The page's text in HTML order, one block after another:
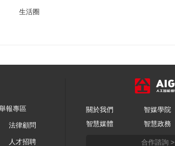
生活圈
報專區
法律顧問
人才招聘
關於我們 智媒學院
智慧媒體
智慧政務
合作諮詢 >